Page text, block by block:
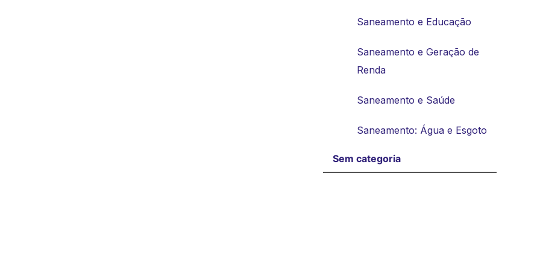
Saneamento e Educação
Saneamento e Geração de
Renda
Saneamento e Saúde
Saneamento: Água e Esgoto
Sem categoria